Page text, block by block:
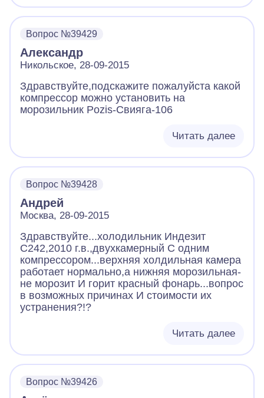
что сгорел компрессор и ушел. Я измерил
сопротивление обмоток двигателя, оно
составило: 15,2 Ом между одними
контактами, 40.2 Ом между другими и 54,6
между третьими. Подскажите пожалуйста,
действительно ли сгорел двигатель?
Вопрос №39429
Александр
Никольское, 28-09-2015
Здравствуйте,подскажите пожалуйста какой
компрессор можно установить на
морозильник Pozis-Свияга-106
Читать далее
Вопрос №39428
Андрей
Москва, 28-09-2015
Здравствуйте...холодильник Индезит
С242,2010 г.в.,двухкамерный С одним
компрессором...верхняя холдильная камера
работает нормально,а нижняя морозильная-
не морозит И горит красный фонарь...вопрос
в возможных причинах И стоимости их
устранения?!?
Читать далее
Вопрос №39426